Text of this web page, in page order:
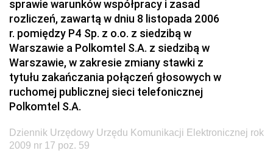
Dziennik Urzędowy Ministra Budownictwa
Dziennik Urzędowy Ministra Nauki i Szkolnictwa
Wyższego
Dziennik Urzędowy Głównego Urzędu Miar
Dziennik Urzędowy Ministra Rolnictwa i Rozwoju Wsi
Dziennik Urzędowy Ministra Edukacji Narodowej i
Sportu
Dziennik Urzędowy Ministra Edukacji i Nauki
sprawie warunków współpracy i zasad
rozliczeń, zawartą w dniu 8 listopada 2006
r. pomiędzy P4 Sp. z o.o. z siedzibą w
Warszawie a Polkomtel S.A. z siedzibą w
Warszawie, w zakresie zmiany stawki z
tytułu zakańczania połączeń głosowych w
ruchomej publicznej sieci telefonicznej
Polkomtel S.A.
Dziennik Urzędowy Urzędu Komunikacji Elektronicznej rok
2009 nr 17 poz. 59